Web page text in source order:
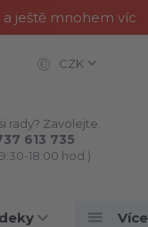
ještě mnohem víc
CZK
rady? Zavolejte.
613 735
18:00 hod.)
Více